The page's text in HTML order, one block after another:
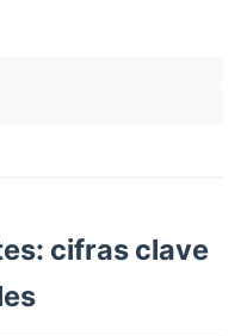
cifras clave